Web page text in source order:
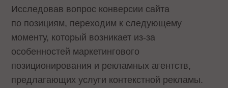
Исследовав вопрос конверсии сайта
по позициям, переходим к следующему
моменту, который возникает из-за
особенностей маркетингового
позиционирования и рекламных агентств,
предлагающих услуги контекстной рекламы.